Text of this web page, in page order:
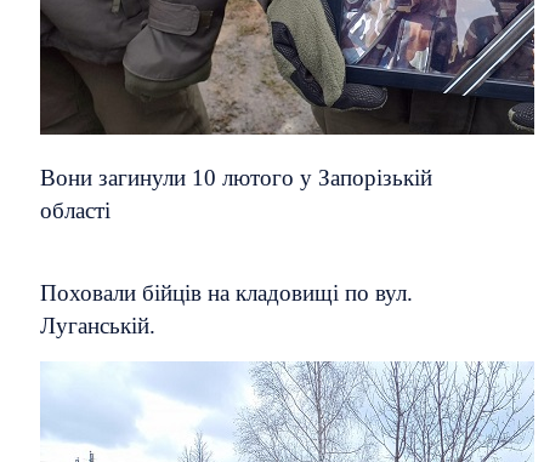
Вони загинули 10 лютого у Запорізькій
області
Поховали бійців на кладовищі по вул.
Луганській.